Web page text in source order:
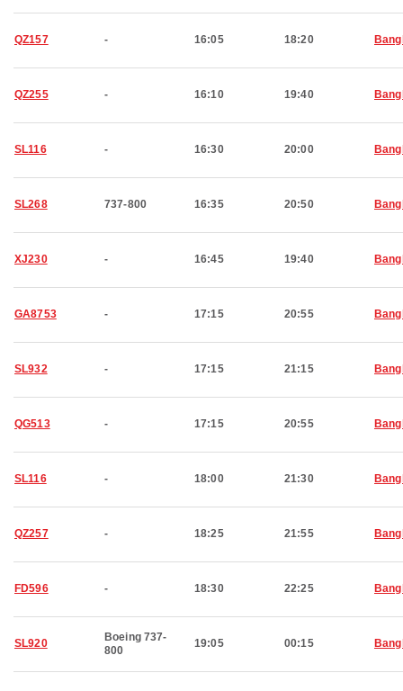
QZ157 - 16:05 18:20
QZ255 - 16:10 19:40
SL116 - 16:30 20:00
SL268 737-800 16:35 20:50
XJ230 - 16:45 19:40
GA8753 - 17:15 20:55
SL932 - 17:15 21:15
QG513 - 17:15 20:55
SL116 - 18:00 21:30
QZ257 - 18:25 21:55
FD596 - 18:30 22:25
SL920
Boeing 737-
800
19:05 00:15